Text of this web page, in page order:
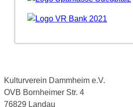
Kulturverein Dammheim e.V.
OVB Bornheimer Str. 4
76829 Landau